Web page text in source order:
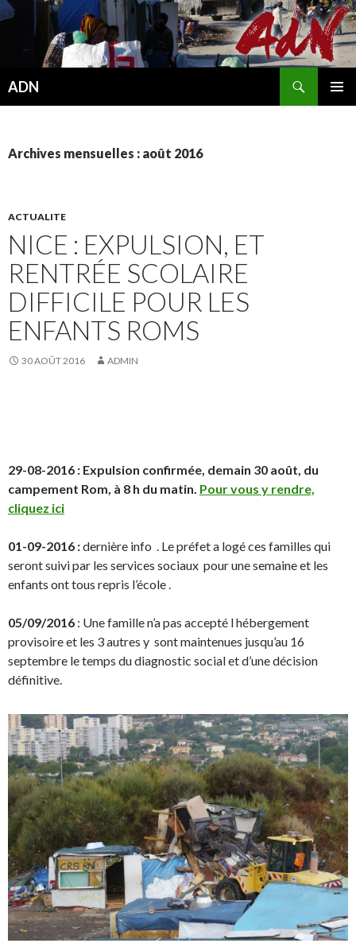
ADN
Archives mensuelles : août 2016
ACTUALITE
NICE : EXPULSION, ET
RENTRÉE SCOLAIRE
DIFFICILE POUR LES
ENFANTS ROMS
30 AOÛT 2016 ADMIN
29-08-2016 : Expulsion confirmée, demain 30 août, du
campement Rom, à 8 h du matin. Pour vous y rendre,
cliquez ici
01-09-2016 :dernière info . Le préfet a logé ces familles qui
seront suivi par les services sociaux pour une semaine et les
enfants ont tous repris l’école .
05/09/2016 : Une famille n’a pas accepté l hébergement
provisoire et les 3 autres y sont maintenues jusqu’au 16
septembre le temps du diagnostic social et d’une décision
définitive.